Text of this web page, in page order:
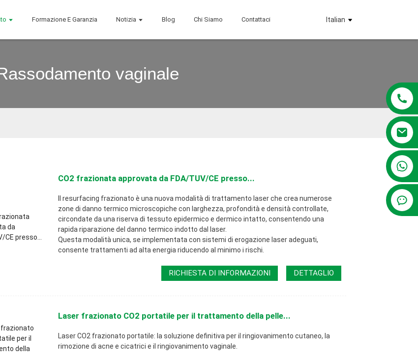
Formazione E Garanzia Notizia Blog Chi Siamo Contattaci Italian
vaginale
CO2 frazionata approvata da FDA/TUV/CE presso...
Il resurfacing frazionato è una nuova modalità di trattamento laser che crea numerose
zone di danno termico microscopiche con larghezza, profondità e densità controllate,
circondate da una riserva di tessuto epidermico e dermico intatto, consentendo una
rapida riparazione del danno termico indotto dal laser.
Questa modalità unica, se implementata con sistemi di erogazione laser adeguati,
consente trattamenti ad alta energia riducendo al minimo i rischi.
RICHIESTA DI INFORMAZIONI DETTAGLIO
Laser frazionato CO2 portatile per il trattamento della pelle...
Laser CO2 frazionato portatile: la soluzione definitiva per il ringiovanimento cutaneo, la
rimozione di acne e cicatrici e il ringiovanimento vaginale.